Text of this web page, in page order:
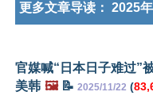
更多文章导读： 2025
官媒喊“日本日子难过”
美韩 🖼️📝 2025/11/22 (